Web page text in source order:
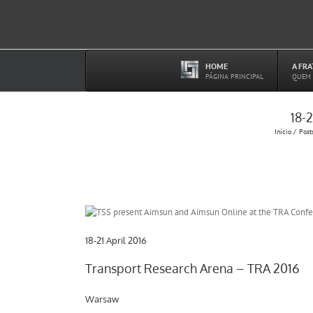
conteúdo
HOME
PÁGINA PRINCIPAL
A
QUEM
18-
Início
18-21 April 2016
Transport Research Arena – TRA 2016
Warsaw